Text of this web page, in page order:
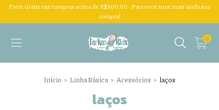
Frete Grátis nas compras acima de R$300,00 - Para você amar mais ainda sua
compra!
0
Início > Linha Básica > Acessórios > laços
laços